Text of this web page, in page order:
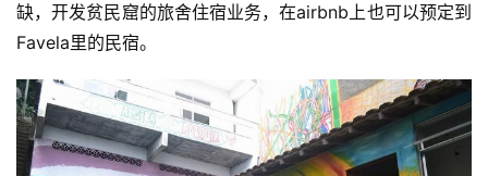
缺，开发贫民窟的旅舍住宿业务，在airbnb上也可以预定到
Favela里的民宿。